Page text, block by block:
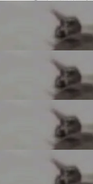
能用来
本身
，杭
售对
Dee
递同
绝包
获得
的发
维基百